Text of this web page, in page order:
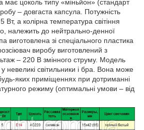
має цоколь типу «міньйон» (стандарт
– довгаста капсула. Потужність
Вт, а колірна температура світіння
належить до нейтрально-денної
виготовлена ​​зі спеціального пластика
виробу виготовлений з
– 220 В змінного струму. Модель
у невеликі світильники і бра. Вона може
яких приміщеннях при дотриманні
режиму (оптимальні умови – від